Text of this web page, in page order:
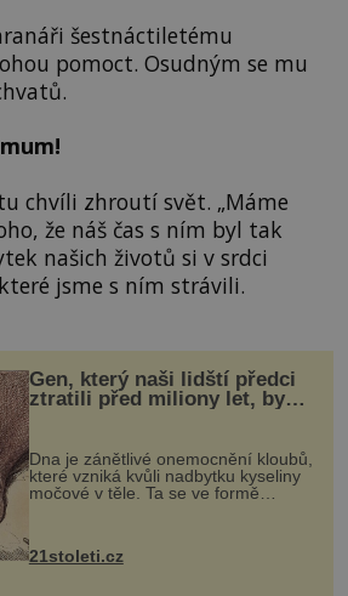
šestnáctiletému
pomoct. Osudným se mu
chvíli zhroutí svět. „Máme
že náš čas s ním byl tak
našich životů si v srdci
jsme s ním strávili.
Gen, který naši lidští předci
ztratili před miliony let, by
mohl pomoci s léčbou
„nemoci králů“
Dna je zánětlivé onemocnění kloubů,
které vzniká kvůli nadbytku kyseliny
močové v těle. Ta se ve formě
nohou, a způsobuje bole...
21stoleti.cz